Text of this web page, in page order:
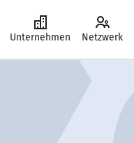
Unternehmen Netzwerk